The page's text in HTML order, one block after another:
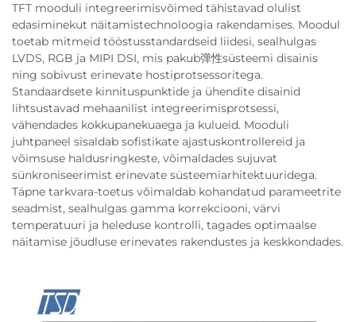
TFT mooduli integreerimisvõimed tähistavad olulist
edasiminekut näitamistechnoloogia rakendamises. Moodul
toetab mitmeid tööstusstandardseid liidesi, sealhulgas
LVDS, RGB ja MIPI DSI, mis pakub弹性süsteemi disainis
ning sobivust erinevate hostiprotsessoritega.
Standaardsete kinnituspunktide ja ühendite disainid
lihtsustavad mehaanilist integreerimisprotsessi,
vähendades kokkupanekuaega ja kulueid. Mooduli
juhtpaneel sisaldab sofistikate ajastuskontrollereid ja
võimsuse haldusringkeste, võimaldades sujuvat
sünkroniseerimist erinevate süsteemiarhitektuuridega.
Täpne tarkvara-toetus võimaldab kohandatud parameetrite
seadmist, sealhulgas gamma korrekciooni, värvi
temperatuuri ja heleduse kontrolli, tagades optimaalse
näitamise jõudluse erinevates rakendustes ja keskkondades.